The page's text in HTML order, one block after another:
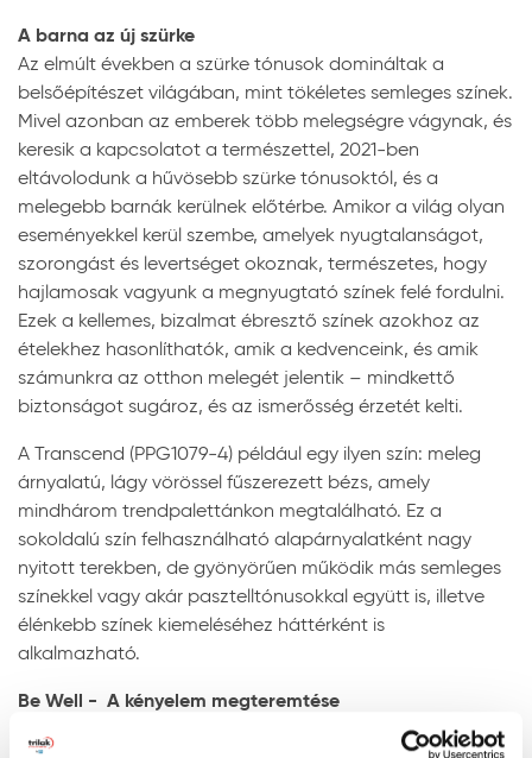
A barna az új szürke
Az elmúlt években a szürke tónusok domináltak a
belsőépítészet világában, mint tökéletes semleges színek.
Mivel azonban az emberek több melegségre vágynak, és
keresik a kapcsolatot a természettel, 2021-ben
eltávolodunk a hűvösebb szürke tónusoktól, és a
melegebb barnák kerülnek előtérbe. Amikor a világ olyan
eseményekkel kerül szembe, amelyek nyugtalanságot,
szorongást és levertséget okoznak, természetes, hogy
hajlamosak vagyunk a megnyugtató színek felé fordulni.
Ezek a kellemes, bizalmat ébresztő színek azokhoz az
ételekhez hasonlíthatók, amik a kedvenceink, és amik
számunkra az otthon melegét jelentik – mindkettő
biztonságot sugároz, és az ismerősség érzetét kelti.
A Transcend (PPG1079-4) például egy ilyen szín: meleg
árnyalatú, lágy vörössel fűszerezett bézs, amely
mindhárom trendpalettánkon megtalálható. Ez a
sokoldalú szín felhasználható alapárnyalatként nagy
nyitott terekben, de gyönyörűen működik más semleges
színekkel vagy akár pasztelltónusokkal együtt is, illetve
élénkebb színek kiemeléséhez háttérként is
alkalmazható.
Be Well - A kényelem megteremtése
A 2021-es év középpontjában a „Be Well” paletta